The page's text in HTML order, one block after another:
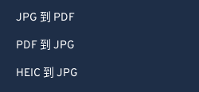
JPG 到 PDF
PDF 到 JPG
HEIC 到 JPG